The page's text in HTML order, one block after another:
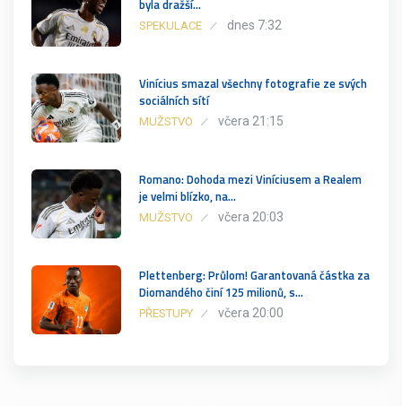
byla dražší…
SPEKULACE dnes 7:32
Vinícius smazal všechny fotografie ze svých
sociálních sítí
MUŽSTVO včera 21:15
Romano: Dohoda mezi Viníciusem a Realem
je velmi blízko, na…
MUŽSTVO včera 20:03
Plettenberg: Průlom! Garantovaná částka za
Diomandého činí 125 milionů, s…
PŘESTUPY včera 20:00